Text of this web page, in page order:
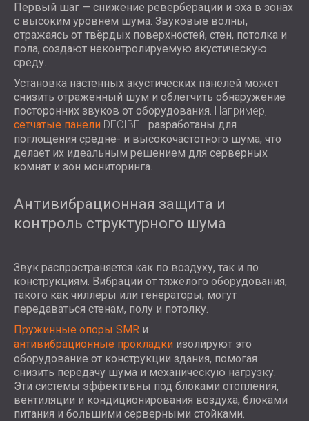
Первый шаг — снижение реверберации и эха в зонах
с высоким уровнем шума. Звуковые волны,
отражаясь от твёрдых поверхностей, стен, потолка и
пола, создают неконтролируемую акустическую
среду.
Установка настенных акустических панелей может
снизить отраженный шум и облегчить обнаружение
посторонних звуков от оборудования. Например,
сетчатые панели DECIBEL разработаны для
поглощения средне- и высокочастотного шума, что
делает их идеальным решением для серверных
комнат и зон мониторинга.
Антивибрационная защита и
контроль структурного шума
Звук распространяется как по воздуху, так и по
конструкциям. Вибрации от тяжёлого оборудования,
такого как чиллеры или генераторы, могут
передаваться стенам, полу и потолку.
Пружинные опоры SMR и
антивибрационные прокладки изолируют это
оборудование от конструкции здания, помогая
снизить передачу шума и механическую нагрузку.
Эти системы эффективны под блоками отопления,
вентиляции и кондиционирования воздуха, блоками
питания и большими серверными стойками.